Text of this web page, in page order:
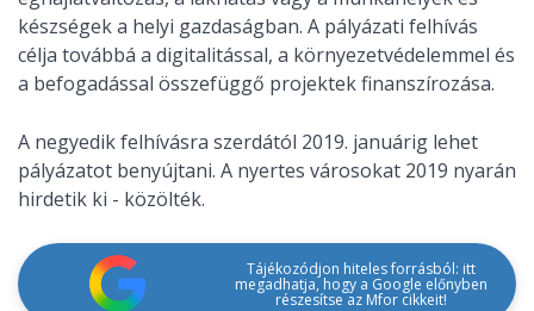
készségek a helyi gazdaságban. A pályázati felhívás
célja továbbá a digitalitással, a környezetvédelemmel és
a befogadással összefüggő projektek finanszírozása.
A negyedik felhívásra szerdától 2019. januárig lehet
pályázatot benyújtani. A nyertes városokat 2019 nyarán
hirdetik ki - közölték.
Tájékozódjon hiteles forrásból: itt
megadhatja, hogy a Google előnyben
részesítse az Mfor cikkeit!